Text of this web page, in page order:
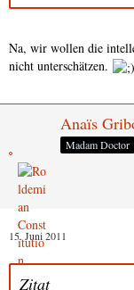
Na, wir wollen die
nicht unterschätzen.
Anaïs
Madam Doctor
15. Juni 2011
Zitat